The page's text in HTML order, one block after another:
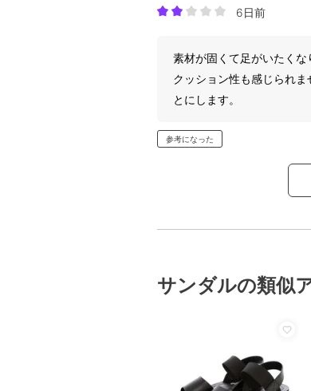
6日前
素材が固くて足がいたくな
クッション性も感じられ
とにします。
参考になった
サンダルの類似